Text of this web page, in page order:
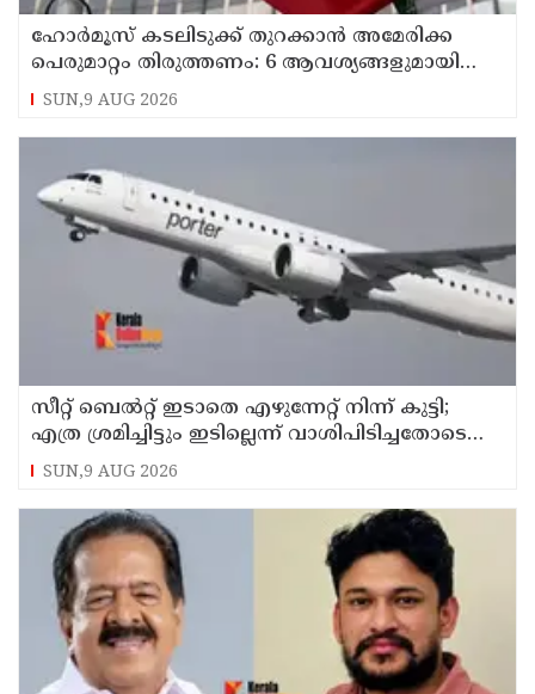
ഹോര്‍മൂസ് കടലിടുക്ക് തുറക്കാന്‍ അമേരിക്ക
പെരുമാറ്റം തിരുത്തണം: 6 ആവശ്യങ്ങളുമായി
ഇറാന്‍ ദേശീയ സുരക്ഷാ കൗണ്‍സില്‍
SUN,9 AUG 2026
സീറ്റ് ബെല്‍റ്റ് ഇടാതെ എഴുന്നേറ്റ് നിന്ന് കുട്ടി;
എത്ര ശ്രമിച്ചിട്ടും ഇടില്ലെന്ന് വാശിപിടിച്ചതോടെ
വിമാനം റദ്ദാക്കി
SUN,9 AUG 2026